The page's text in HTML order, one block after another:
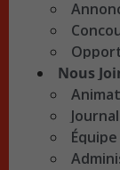
Nous